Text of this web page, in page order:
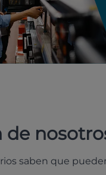
de
saben que